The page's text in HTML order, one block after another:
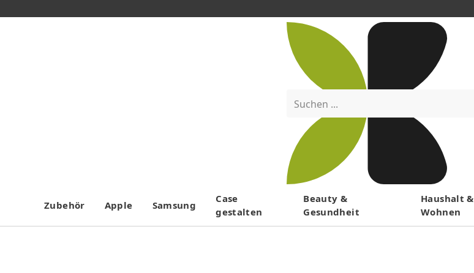
Menü
Suchen ...
Zubehör Apple Samsung
Case
gestalten
Beauty &
Gesundheit
Haushalt &
Wohnen